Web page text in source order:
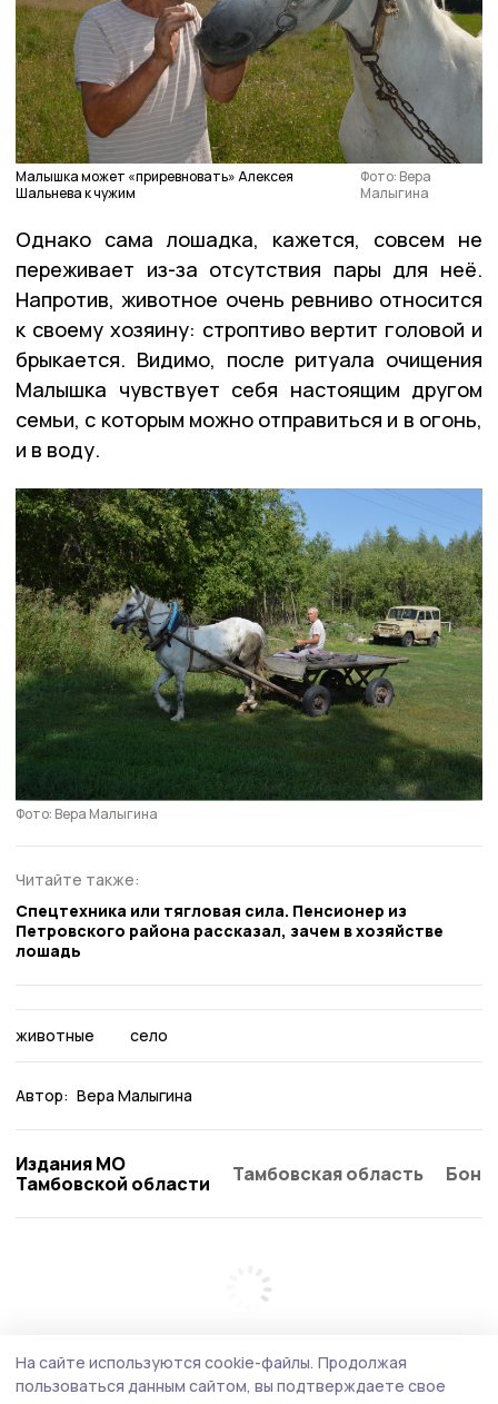
Малышка может «приревновать» Алексея
Шальнева к чужим
Фото: Вера
Малыгина
Однако сама лошадка, кажется, совсем не
переживает из-за отсутствия пары для неё.
Напротив, животное очень ревниво относится
к своему хозяину: строптиво вертит головой и
брыкается. Видимо, после ритуала очищения
Малышка чувствует себя настоящим другом
семьи, с которым можно отправиться и в огонь,
и в воду.
Фото: Вера Малыгина
Читайте также:
Спецтехника или тягловая сила. Пенсионер из
Петровского района рассказал, зачем в хозяйстве
лошадь
животные село
Автор: Вера Малыгина
Издания МО
Тамбовской области
Тамбовская область
На сайте используются cookie-файлы. Продолжая
пользоваться данным сайтом, вы подтверждаете свое